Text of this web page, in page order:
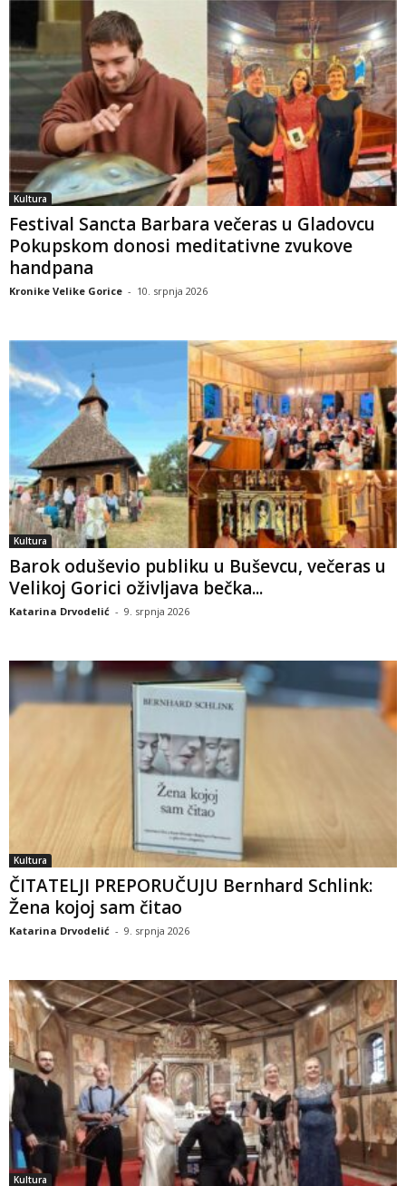
Kultura
Festival Sancta Barbara večeras u Gladovcu
Pokupskom donosi meditativne zvukove
handpana
Kronike Velike Gorice - 10. srpnja 2026
Kultura
Barok oduševio publiku u Buševcu, večeras u
Velikoj Gorici oživljava bečka...
Katarina Drvodelić - 9. srpnja 2026
Kultura
ČITATELJI PREPORUČUJU Bernhard Schlink:
Žena kojoj sam čitao
Katarina Drvodelić - 9. srpnja 2026
Kultura